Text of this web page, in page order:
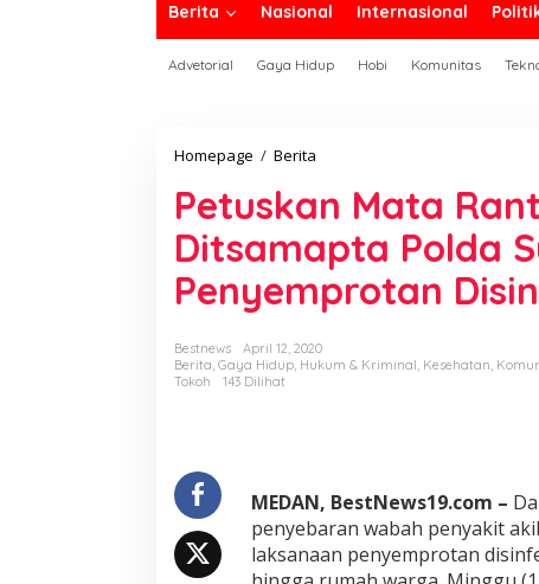
Berita Nasional Internasional
Advetorial Gaya Hidup Hobi Komunitas
Homepage / Berita
u
s
k
a
n
a
t
a
P
e
Petuskan Mata
Ditsamapta Polda
Penyemprotan
Bestnews
April 12, 2020
Berita, Gaya Hidup, Hukum & Kriminal, Kesehatan,
Tokoh
143 Dilihat
MEDAN, BestNews19.com –
penyebaran wabah penyakit
laksanaan penyemprotan